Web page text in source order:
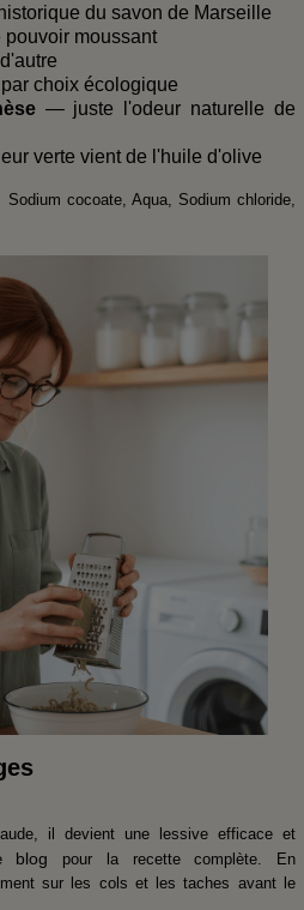
du savon de Marseille
moussant
choix écologique
— juste l'odeur naturelle de
verte vient de l'huile d'olive
cocoate, Aqua, Sodium chloride,
il devient une lessive efficace et
blog pour la recette complète. En
sur les cols et les taches avant le